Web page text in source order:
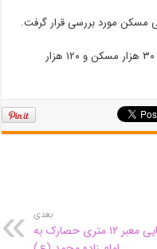
مسکن مورد بررسی قرار گرفت.
برای اجرای طرح ملی مسکن البرز باید سالی ۳۰ هزار مسکن و ۱۲۰ هزار
بعدی
بازگشایی معبر ۱۲ متری حصارک به